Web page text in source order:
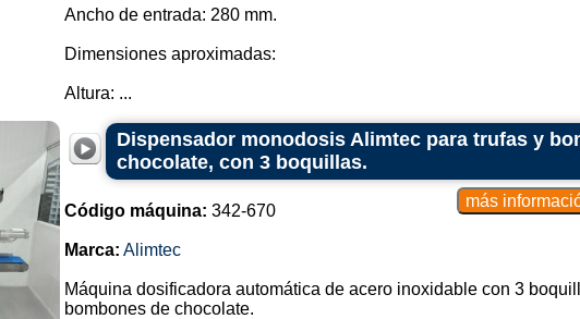
Ancho de entrada: 280 mm.
Dimensiones aproximadas:
Altura: ...
Dispensador monodosis Alimtec para trufas y
chocolate, con 3 boquillas.
Código máquina: 342-670
Marca: Alimtec
Máquina dosificadora automática de acero inoxidable con 3
bombones de chocolate.